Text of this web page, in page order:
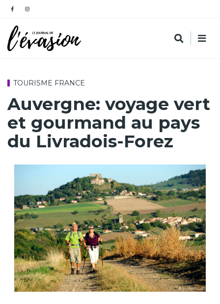
TOURISME FRANCE
Auvergne: voyage vert
et gourmand au pays
du Livradois-Forez